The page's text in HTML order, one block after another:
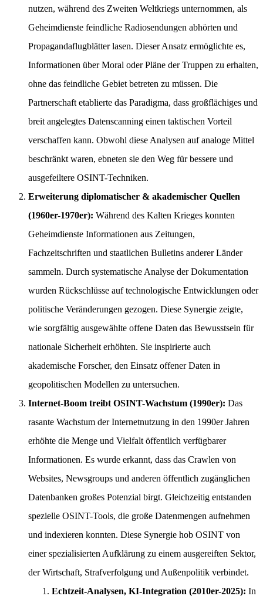
nutzen, während des Zweiten Weltkriegs unternommen, als
Geheimdienste feindliche Radiosendungen abhörten und
Propagandaflugblätter lasen. Dieser Ansatz ermöglichte es,
Informationen über Moral oder Pläne der Truppen zu erhalten,
ohne das feindliche Gebiet betreten zu müssen. Die
Partnerschaft etablierte das Paradigma, dass großflächiges und
breit angelegtes Datenscanning einen taktischen Vorteil
verschaffen kann. Obwohl diese Analysen auf analoge Mittel
beschränkt waren, ebneten sie den Weg für bessere und
ausgefeiltere OSINT-Techniken.
Erweiterung diplomatischer & akademischer Quellen
(1960er-1970er): Während des Kalten Krieges konnten
Geheimdienste Informationen aus Zeitungen,
Fachzeitschriften und staatlichen Bulletins anderer Länder
sammeln. Durch systematische Analyse der Dokumentation
wurden Rückschlüsse auf technologische Entwicklungen oder
politische Veränderungen gezogen. Diese Synergie zeigte,
wie sorgfältig ausgewählte offene Daten das Bewusstsein für
nationale Sicherheit erhöhten. Sie inspirierte auch
akademische Forscher, den Einsatz offener Daten in
geopolitischen Modellen zu untersuchen.
Internet-Boom treibt OSINT-Wachstum (1990er): Das
rasante Wachstum der Internetnutzung in den 1990er Jahren
erhöhte die Menge und Vielfalt öffentlich verfügbarer
Informationen. Es wurde erkannt, dass das Crawlen von
Websites, Newsgroups und anderen öffentlich zugänglichen
Datenbanken großes Potenzial birgt. Gleichzeitig entstanden
spezielle OSINT-Tools, die große Datenmengen aufnehmen
und indexieren konnten. Diese Synergie hob OSINT von
einer spezialisierten Aufklärung zu einem ausgereiften Sektor,
der Wirtschaft, Strafverfolgung und Außenpolitik verbindet.
Echtzeit-Analysen, KI-Integration (2010er-2025): In